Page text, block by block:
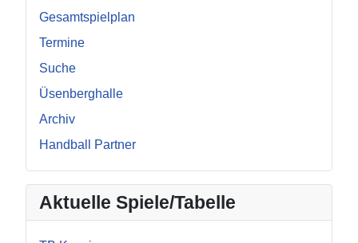
Gesamtspielplan
Termine
Suche
Üsenberghalle
Archiv
Handball Partner
Aktuelle Spiele/Tabelle